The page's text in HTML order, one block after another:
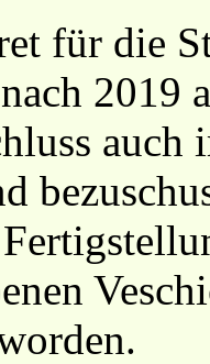
für die
2019
auch